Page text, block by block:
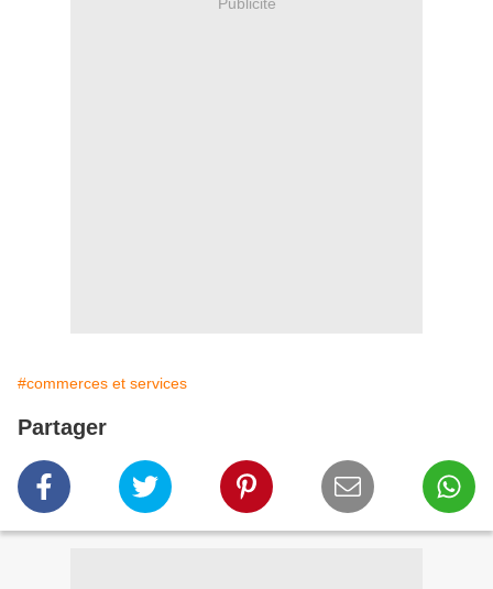
#commerces et services
Partager